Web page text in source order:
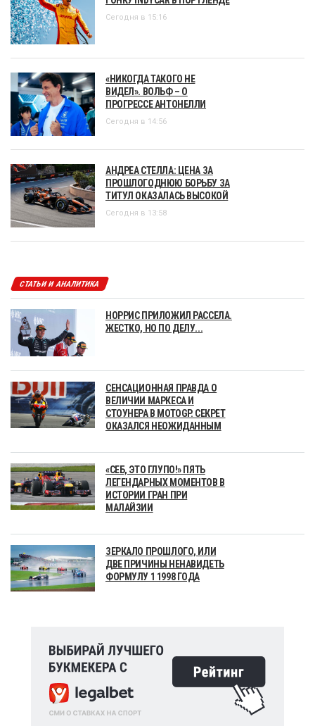
Сегодня в 15:16
«НИКОГДА ТАКОГО НЕ
ВИДЕЛ». ВОЛЬФ – О
ПРОГРЕССЕ АНТОНЕЛЛИ
Сегодня в 14:56
АНДРЕА СТЕЛЛА: ЦЕНА ЗА
ПРОШЛОГОДНЮЮ БОРЬБУ ЗА
ТИТУЛ ОКАЗАЛАСЬ ВЫСОКОЙ
Сегодня в 13:58
СТАТЬИ И АНАЛИТИКА
НОРРИС ПРИЛОЖИЛ РАССЕЛА.
ЖЕСТКО, НО ПО ДЕЛУ...
СЕНСАЦИОННАЯ ПРАВДА О
ВЕЛИЧИИ МАРКЕСА И
СТОУНЕРА В MOTOGP. СЕКРЕТ
ОКАЗАЛСЯ НЕОЖИДАННЫМ
«СЕБ, ЭТО ГЛУПО!» ПЯТЬ
ЛЕГЕНДАРНЫХ МОМЕНТОВ В
ИСТОРИИ ГРАН ПРИ
МАЛАЙЗИИ
ЗЕРКАЛО ПРОШЛОГО, ИЛИ
ДВЕ ПРИЧИНЫ НЕНАВИДЕТЬ
ФОРМУЛУ 1 1998 ГОДА